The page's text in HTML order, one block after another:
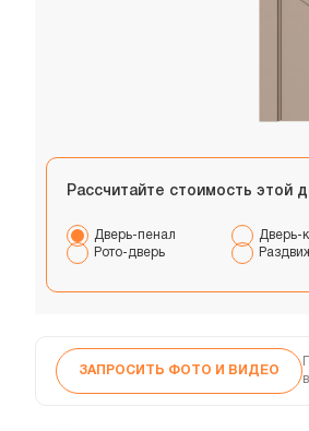
Рассчитайте стоимость этой
Дверь-пенал
Дверь-
Рото-дверь
ЗАПРОСИТЬ ФОТО И ВИДЕО